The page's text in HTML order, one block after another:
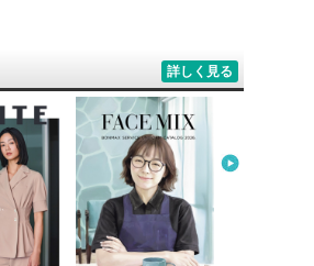
詳しく見る